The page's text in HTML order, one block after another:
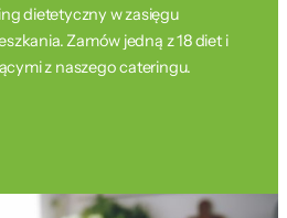
dietetyczny w zasięgu
Zamów jedną z 18 diet i
z naszego cateringu.